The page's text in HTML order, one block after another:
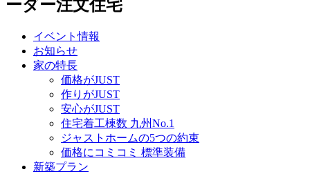
ーダー注文住宅
イベント情報
お知らせ
家の特長
価格がJUST
作りがJUST
安心がJUST
住宅着工棟数 九州No.1
ジャストホームの5つの約束
価格にコミコミ 標準装備
新築プラン